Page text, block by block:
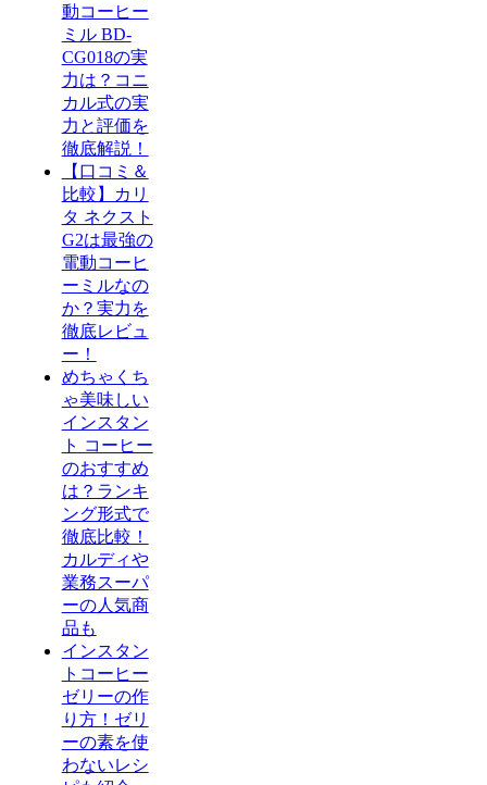
動コーヒー
ミル BD-
CG018の実
力は？コニ
カル式の実
力と評価を
徹底解説！
【口コミ＆
比較】カリ
タ ネクスト
G2は最強の
電動コーヒ
ーミルなの
か？実力を
徹底レビュ
ー！
めちゃくち
ゃ美味しい
インスタン
ト コーヒー
のおすすめ
は？ランキ
ング形式で
徹底比較！
カルディや
業務スーパ
ーの人気商
品も
インスタン
トコーヒー
ゼリーの作
り方！ゼリ
ーの素を使
わないレシ